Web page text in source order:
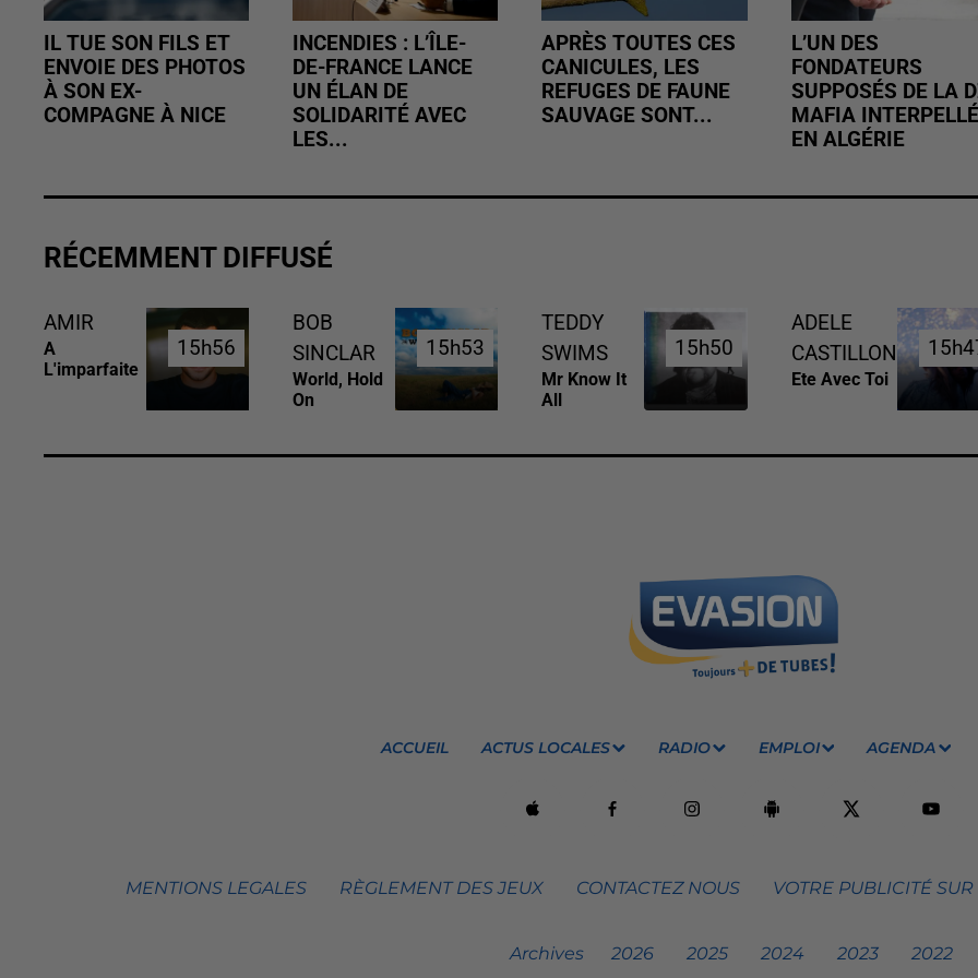
IL TUE SON FILS ET
ENVOIE DES PHOTOS
À SON EX-
COMPAGNE À NICE
INCENDIES : L’ÎLE-
DE-FRANCE LANCE
UN ÉLAN DE
SOLIDARITÉ AVEC
LES...
APRÈS TOUTES CES
CANICULES, LES
REFUGES DE FAUNE
SAUVAGE SONT...
L’UN DES
FONDATEURS
SUPPOSÉS DE LA
MAFIA INTERPELLÉ
EN ALGÉRIE
RÉCEMMENT DIFFUSÉ
AMIR
A
L'imparfaite
15h56
15h56
BOB
SINCLAR
World, Hold
On
15h53
15h53
TEDDY
SWIMS
Mr Know It
All
15h50
15h50
ADELE
CASTILLON
Ete Avec Toi
ACCUEIL ACTUS LOCALES RADIO EMPLOI AGENDA
MENTIONS LEGALES RÈGLEMENT DES JEUX CONTACTEZ NOUS VOTRE PUBLICITÉ
Archives 2026 2025 2024 2023 2022